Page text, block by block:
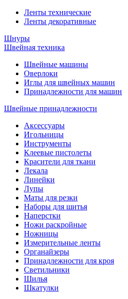
Ленты технические
Ленты декоративные
Шнуры
Швейная техника
Швейные машины
Оверлоки
Иглы для швейных машин
Принадлежности для машин
Швейные принадлежности
Аксессуары
Игольницы
Инструменты
Клеевые пистолеты
Красители для ткани
Лекала
Линейки
Лупы
Маты для резки
Наборы для шитья
Наперстки
Ножи раскройные
Ножницы
Измерительные ленты
Органайзеры
Принадлежности для кроя
Светильники
Шилья
Шкатулки